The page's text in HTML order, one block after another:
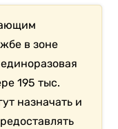
в зоне
195 тыс.
назначать и